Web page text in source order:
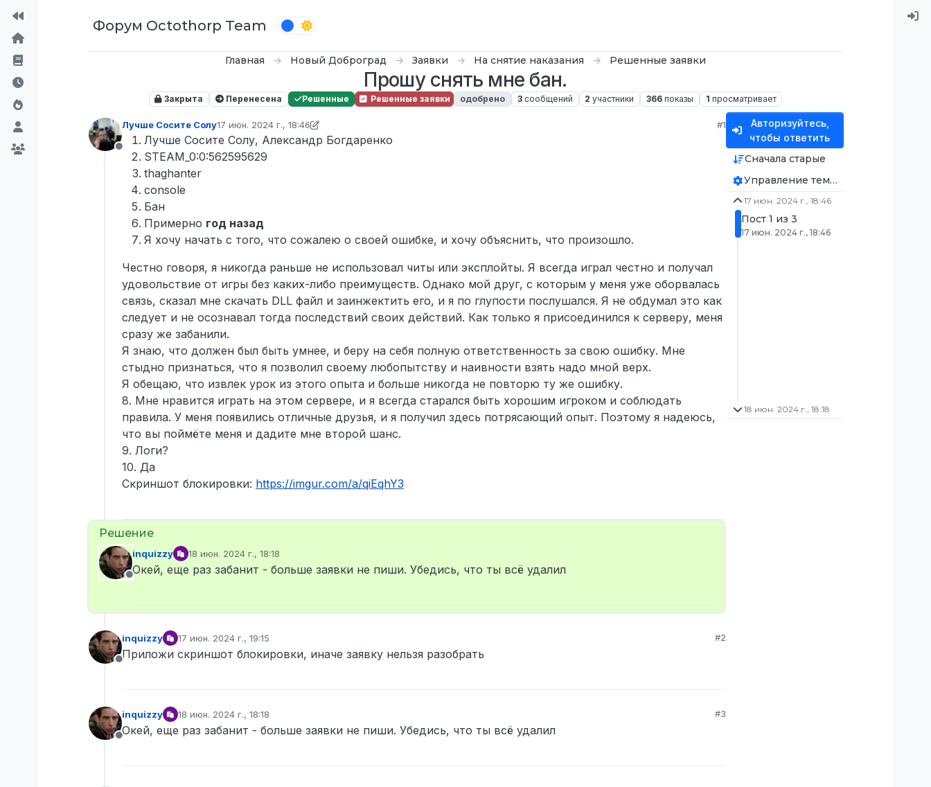
Форум Octothorp Team
Главная Новый Доброград Заявки На снятие наказания Решенные заявки
Прошу снять мне бан.
Закрыта Перенесена Решенные Решенные заявки одобрено 3 сообщений 2 участники 366 показы 1 просматривает
Не в сети
Лучше Сосите Солу17 июн. 2024 г., 18:46
отредактировано inquizzy
#1
Лучше Сосите Солу, Александр Богдаренко
STEAM_0:0:562595629
thaghanter
console
Бан
Примерно год назад
Я хочу начать с того, что сожалею о своей ошибке, и хочу объяснить, что произошло.
Честно говоря, я никогда раньше не использовал читы или эксплойты. Я всегда играл честно и получал
удовольствие от игры без каких-либо преимуществ. Однако мой друг, с которым у меня уже оборвалась
связь, сказал мне скачать DLL файл и заинжектить его, и я по глупости послушался. Я не обдумал это как
следует и не осознавал тогда последствий своих действий. Как только я присоединился к серверу, меня
сразу же забанили.
Я знаю, что должен был быть умнее, и беру на себя полную ответственность за свою ошибку. Мне
стыдно признаться, что я позволил своему любопытству и наивности взять надо мной верх.
Я обещаю, что извлек урок из этого опыта и больше никогда не повторю ту же ошибку.
8. Мне нравится играть на этом сервере, и я всегда старался быть хорошим игроком и соблюдать
правила. У меня появились отличные друзья, и я получил здесь потрясающий опыт. Поэтому я надеюсь,
что вы поймёте меня и дадите мне второй шанс.
9. Логи?
10. Да
Скриншот блокировки: https://imgur.com/a/qiEqhY3
Не в сети
inquizzy 18 июн. 2024 г., 18:18
отредактировано
Окей, еще раз забанит - больше заявки не пиши. Убедись, что ты всё удалил
Не в сети
inquizzy 17 июн. 2024 г., 19:15
отредактировано
#2
Приложи скриншот блокировки, иначе заявку нельзя разобрать
Не в сети
inquizzy 18 июн. 2024 г., 18:18
отредактировано
#3
Окей, еще раз забанит - больше заявки не пиши. Убедись, что ты всё удалил
Авторизуйтесь,
чтобы ответить
Сначала старые
Управление темой
17 июн. 2024 г., 18:46
Пост 1 из 3
17 июн. 2024 г., 18:46
18 июн. 2024 г., 18:18